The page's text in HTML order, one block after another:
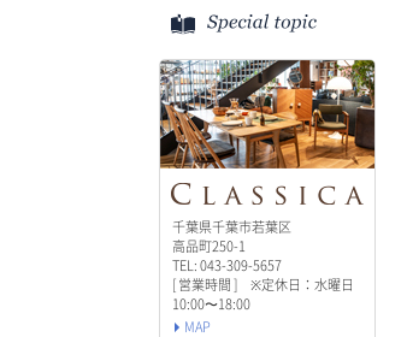
千葉県千葉市若葉区
高品町250-1
TEL: 043-309-5657
[ 営業時間 ] ※定休日：水曜日
10:00〜18:00
MAP